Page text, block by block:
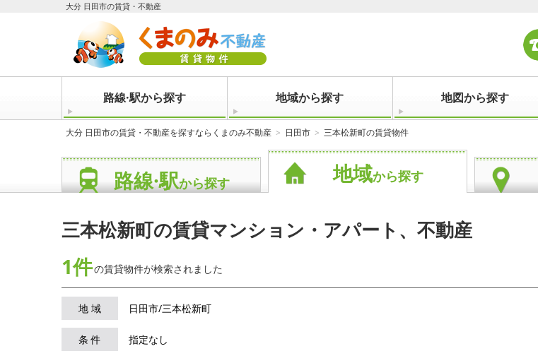
大分 日田市の賃貸・不動産
路線·駅から探す 地域から探す 地図から探す
大分 日田市の賃貸・不動産を探すならくまのみ不動産 日田市 三本松新町の賃貸物件
路線·駅から探す 地域から探す
三本松新町の賃貸マンション・アパート、不動産
1件の賃貸物件が検索されました
地 域 日田市/三本松新町
条 件 指定なし